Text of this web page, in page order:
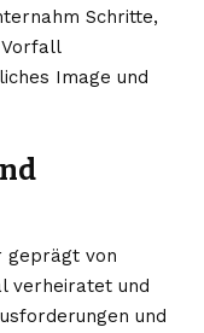
Schritte,
Image und
geprägt von
verheiratet und
und